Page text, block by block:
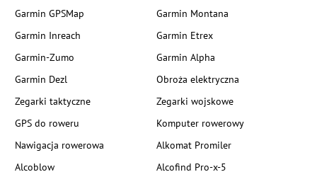
Garmin GPSMap
Garmin Montana
Garmin Inreach
Garmin Etrex
Garmin-Zumo
Garmin Alpha
Garmin Dezl
Obroża elektryczna
Zegarki taktyczne
Zegarki wojskowe
GPS do roweru
Komputer rowerowy
Nawigacja rowerowa
Alkomat Promiler
Alcoblow
Alcofind Pro-x-5